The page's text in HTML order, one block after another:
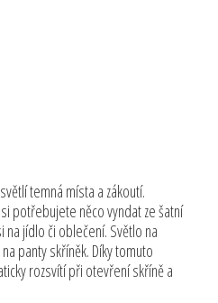
temná místa a zákoutí.
potřebujete něco vyndat ze šatní
na jídlo či oblečení. Světlo na
panty skříněk. Díky tomuto
rozsvítí při otevření skříně a